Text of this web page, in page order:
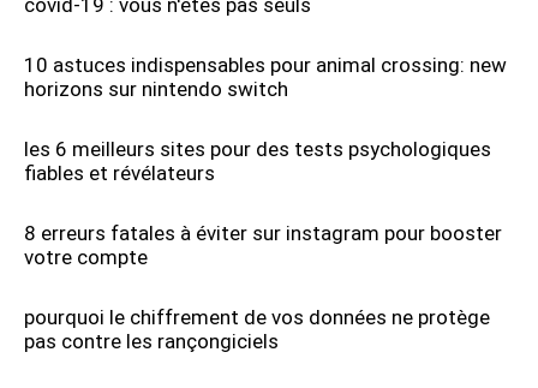
covid-19 : vous n'êtes pas seuls
10 astuces indispensables pour animal crossing: new
horizons sur nintendo switch
les 6 meilleurs sites pour des tests psychologiques
fiables et révélateurs
8 erreurs fatales à éviter sur instagram pour booster
votre compte
pourquoi le chiffrement de vos données ne protège
pas contre les rançongiciels